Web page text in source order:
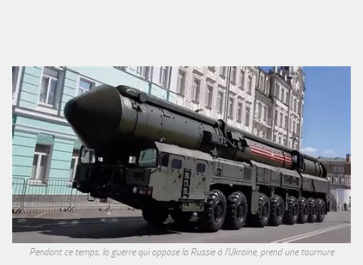
Pendant ce temps, la guerre qui oppose la Russie à l'Ukraine, prend une tournure